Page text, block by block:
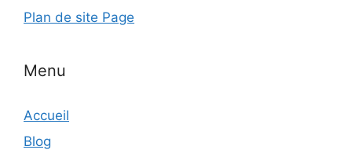
Plan de site Page
Menu
Accueil
Blog